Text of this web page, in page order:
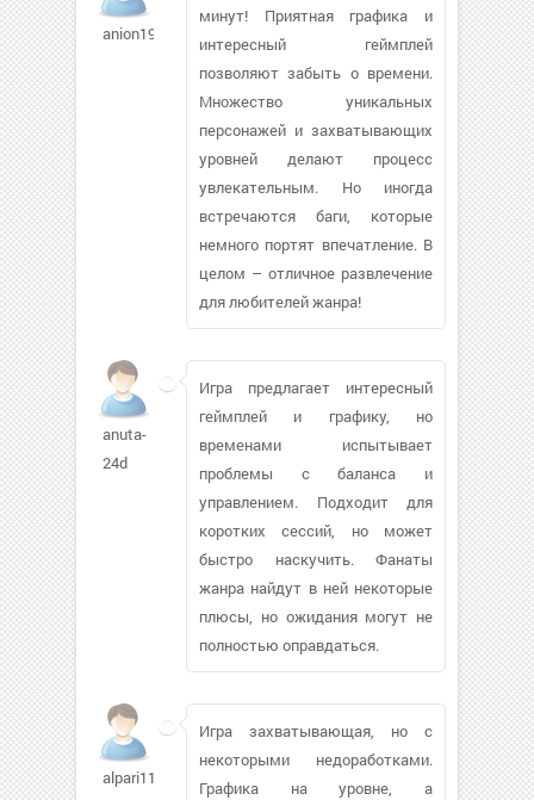
anion1984
минут! Приятная графика и
интересный геймплей
позволяют забыть о времени.
Множество уникальных
персонажей и захватывающих
уровней делают процесс
увлекательным. Но иногда
встречаются баги, которые
немного портят впечатление. В
целом – отличное развлечение
для любителей жанра!
anuta-
24d
Игра предлагает интересный
геймплей и графику, но
временами испытывает
проблемы с баланса и
управлением. Подходит для
коротких сессий, но может
быстро наскучить. Фанаты
жанра найдут в ней некоторые
плюсы, но ожидания могут не
полностью оправдаться.
alpari111
Игра захватывающая, но с
некоторыми недоработками.
Графика на уровне, а